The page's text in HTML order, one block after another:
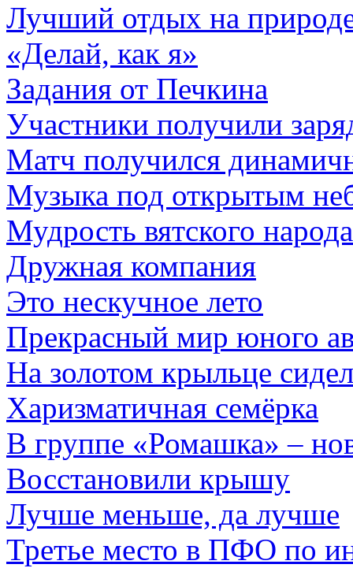
Лучший отдых на
«Делай, как я»
Задания от Печкина
Участники получили
Матч получился
Музыка под открытым
Мудрость вятского народа
Дружная компания
Это нескучное лето
Прекрасный мир юного
На золотом крыльце
Харизматичная семёрка
В группе «Ромашка» –
Восстановили крышу
Лучше меньше, да лучше
Третье место в ПФО по